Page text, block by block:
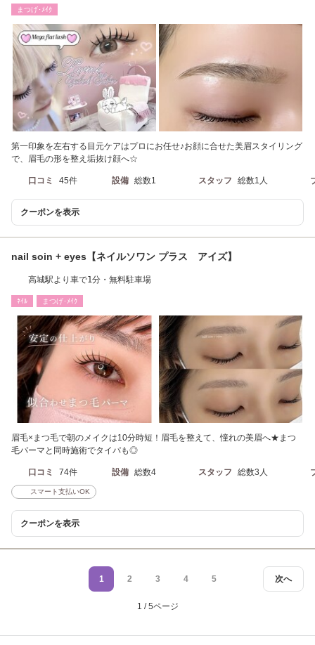
まつげ･ﾒｲｸ
第一印象を左右する目元ケアはプロにお任せ♪お顔に合せた美眉スタイリング
で、眉毛の形を整え垢抜け顔へ☆
口コミ 45件 設備 総数1 スタッフ 総数1人
クーポンを表示
nail soin + eyes【ネイルソワン プラス アイズ】
高城駅より車で1分・無料駐車場
ﾈｲﾙ まつげ･ﾒｲｸ
眉毛×まつ毛で朝のメイクは10分時短！眉毛を整えて、憧れの美眉へ★まつ
毛パーマと同時施術でタイパも◎
口コミ 74件 設備 総数4 スタッフ 総数3人
スマート支払いOK
クーポンを表示
次へ
1 2 3 4 5
1 / 5ページ